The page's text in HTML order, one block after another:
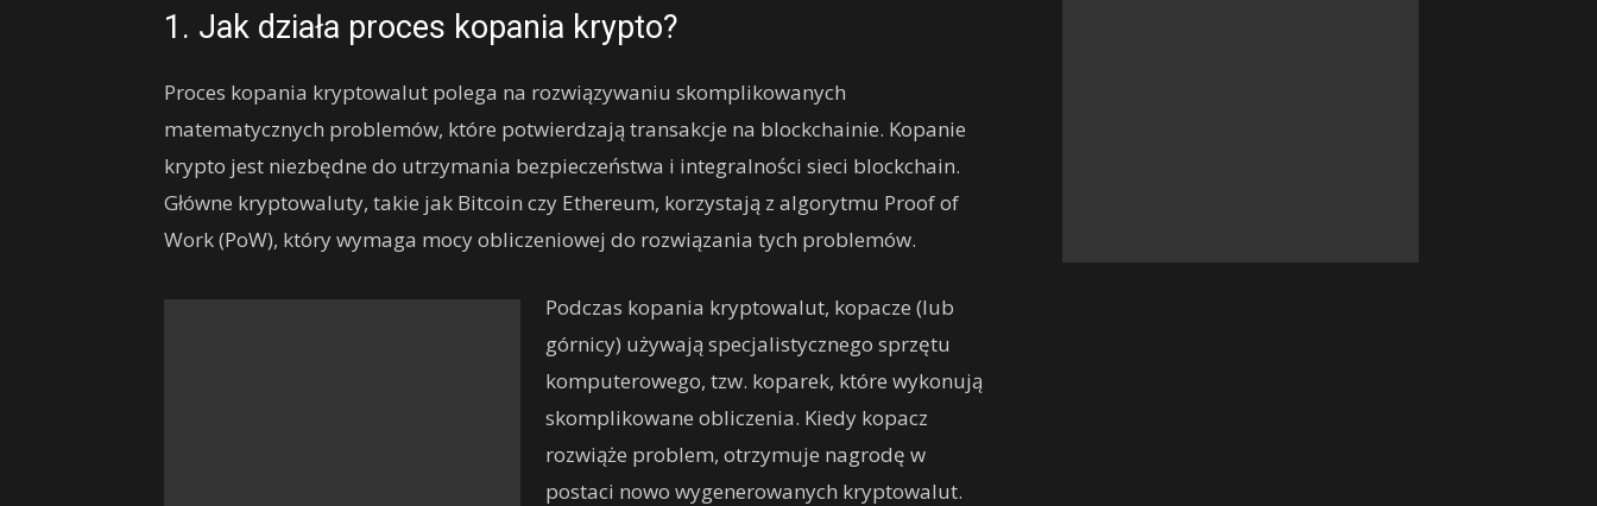
1. Jak działa proces kopania krypto?
Proces kopania kryptowalut polega na rozwiązywaniu skomplikowanych
matematycznych problemów, które potwierdzają transakcje na blockchainie. Kopanie
krypto jest niezbędne do utrzymania bezpieczeństwa i integralności sieci blockchain.
Główne kryptowaluty, takie jak Bitcoin czy Ethereum, korzystają z algorytmu Proof of
Work (PoW), który wymaga mocy obliczeniowej do rozwiązania tych problemów.
Podczas kopania kryptowalut, kopacze (lub
górnicy) używają specjalistycznego sprzętu
komputerowego, tzw. koparek, które wykonują
skomplikowane obliczenia. Kiedy kopacz
rozwiąże problem, otrzymuje nagrodę w
postaci nowo wygenerowanych kryptowalut.